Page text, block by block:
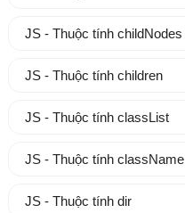
JS - Thuộc tính childNodes
JS - Thuộc tính children
JS - Thuộc tính classList
JS - Thuộc tính className
JS - Thuộc tính dir